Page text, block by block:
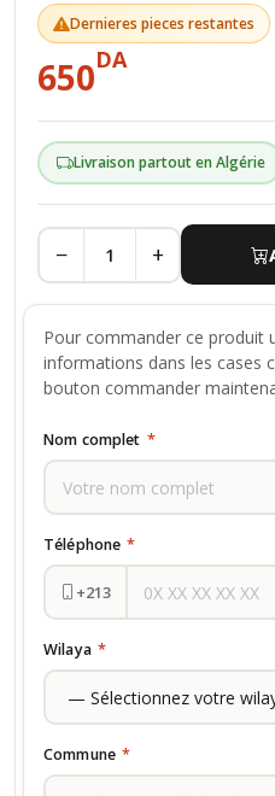
Dernieres pieces restantes
650DA
Livraison partout en Algérie
− +
Pour commander ce produit
informations dans les cases
bouton commander
Nom complet *
Téléphone *
+213
Wilaya *
Commune *